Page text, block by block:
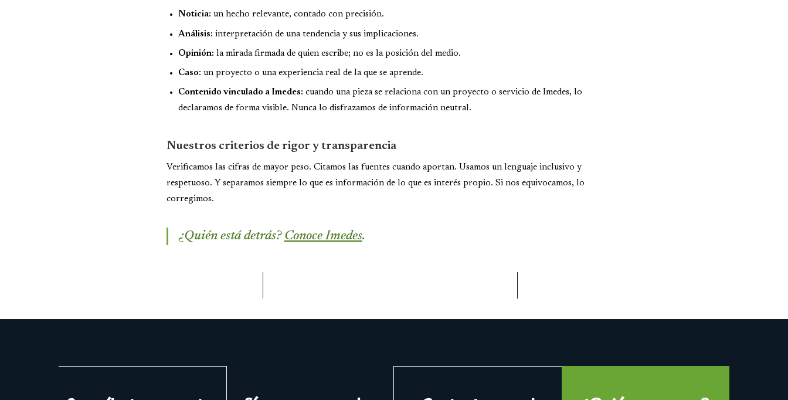
Noticia: un hecho relevante, contado con precisión.
Análisis: interpretación de una tendencia y sus implicaciones.
Opinión: la mirada firmada de quien escribe; no es la posición del medio.
Caso: un proyecto o una experiencia real de la que se aprende.
Contenido vinculado a Imedes: cuando una pieza se relaciona con un proyecto o servicio de Imedes, lo
declaramos de forma visible. Nunca lo disfrazamos de información neutral.
Nuestros criterios de rigor y transparencia
Verificamos las cifras de mayor peso. Citamos las fuentes cuando aportan. Usamos un lenguaje inclusivo y
respetuoso. Y separamos siempre lo que es información de lo que es interés propio. Si nos equivocamos, lo
corregimos.
¿Quién está detrás? Conoce Imedes.